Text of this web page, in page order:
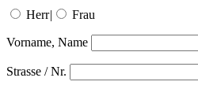
Herr| Frau
Vorname, Name
Strasse / Nr.